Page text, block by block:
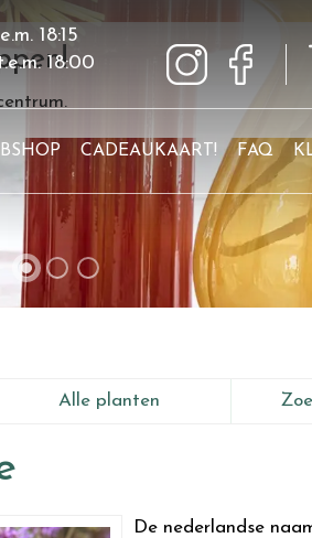
18:15
18:00
CADEAUKAART! FAQ
Alle planten
De nederlandse